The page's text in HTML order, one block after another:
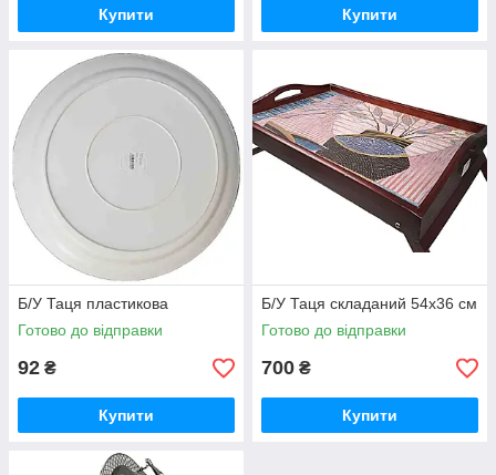
Купити Купити
Б/У Таця пластикова
Готово до відправки
92 ₴
Купити
Б/У Таця складаний 54х36 см
Готово до відправки
700 ₴
Купити